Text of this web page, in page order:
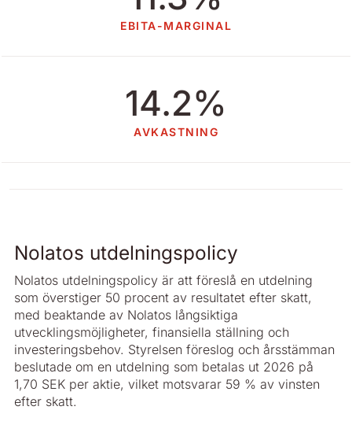
EBITA-MARGINAL
14.2%
AVKASTNING
Nolatos utdelningspolicy
Nolatos utdelningspolicy är att föreslå en utdelning
som överstiger 50 procent av resultatet efter skatt,
med beaktande av Nolatos långsiktiga
utvecklingsmöjligheter, finansiella ställning och
investeringsbehov. Styrelsen föreslog och årsstämman
beslutade om en utdelning som betalas ut 2026 på
1,70 SEK per aktie, vilket motsvarar 59 % av vinsten
efter skatt.